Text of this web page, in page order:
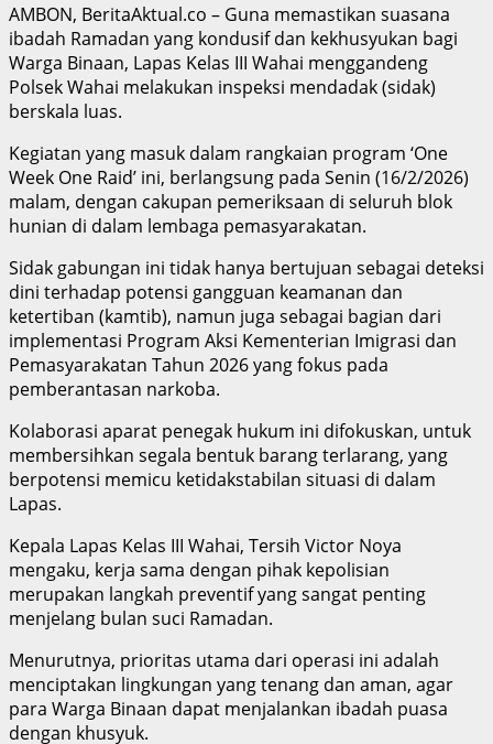
AMBON, BeritaAktual.co – Guna memastikan suasana
ibadah Ramadan yang kondusif dan kekhusyukan bagi
Warga Binaan, Lapas Kelas III Wahai menggandeng
Polsek Wahai melakukan inspeksi mendadak (sidak)
berskala luas.
Kegiatan yang masuk dalam rangkaian program ‘One
Week One Raid’ ini, berlangsung pada Senin (16/2/2026)
malam, dengan cakupan pemeriksaan di seluruh blok
hunian di dalam lembaga pemasyarakatan.
Sidak gabungan ini tidak hanya bertujuan sebagai deteksi
dini terhadap potensi gangguan keamanan dan
ketertiban (kamtib), namun juga sebagai bagian dari
implementasi Program Aksi Kementerian Imigrasi dan
Pemasyarakatan Tahun 2026 yang fokus pada
pemberantasan narkoba.
Kolaborasi aparat penegak hukum ini difokuskan, untuk
membersihkan segala bentuk barang terlarang, yang
berpotensi memicu ketidakstabilan situasi di dalam
Lapas.
Kepala Lapas Kelas III Wahai, Tersih Victor Noya
mengaku, kerja sama dengan pihak kepolisian
merupakan langkah preventif yang sangat penting
menjelang bulan suci Ramadan.
Menurutnya, prioritas utama dari operasi ini adalah
menciptakan lingkungan yang tenang dan aman, agar
para Warga Binaan dapat menjalankan ibadah puasa
dengan khusyuk.